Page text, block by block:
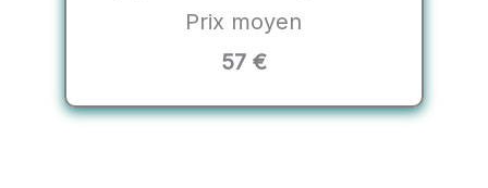
Prix moyen
57 €